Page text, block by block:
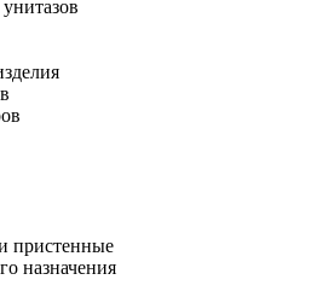
пристенные
назначения